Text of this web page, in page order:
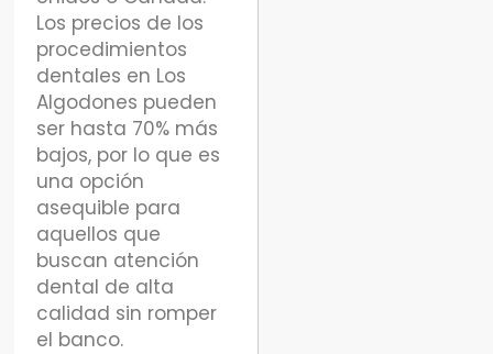
Los precios de los
procedimientos
dentales en Los
Algodones pueden
ser hasta 70% más
bajos, por lo que es
una opción
asequible para
aquellos que
buscan atención
dental de alta
calidad sin romper
el banco.